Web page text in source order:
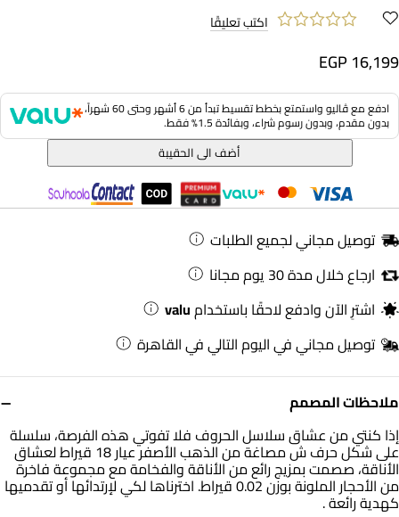
ملاحظات المصمم −
إذا كنتي من عشاق سلاسل الحروف فلا تفوتي هذه الفرصة، سلسلة
على شكل حرف ش مصاغة من الذهب الأصفر عيار 18 قيراط لعشاق
الأناقة، صصمت بمزيج رائع من الأناقة والفخامة مع مجموعة فاخرة
من الأحجار الملونة بوزن 0.02 قيراط. اخترناها لكي لإرتدائها أو تقدميها
كهدية رائعة .
اكتب تعليقًا
EGP 16,199
ادفع مع ڤاليو واستمتع بخطط تقسيط تبدأ من 6 أشهر وحتى 60 شهراً،
بدون مقدم، وبدون رسوم شراء، وبفائدة 1.5% فقط.
أضف الى الحقيبة
توصيل مجاني لجميع الطلبات
ارجاع خلال مدة 30 يوم مجانا
اشترِ الآن وادفع لاحقًا باستخدامvalu
توصيل مجاني في اليوم التالي في القاهرة